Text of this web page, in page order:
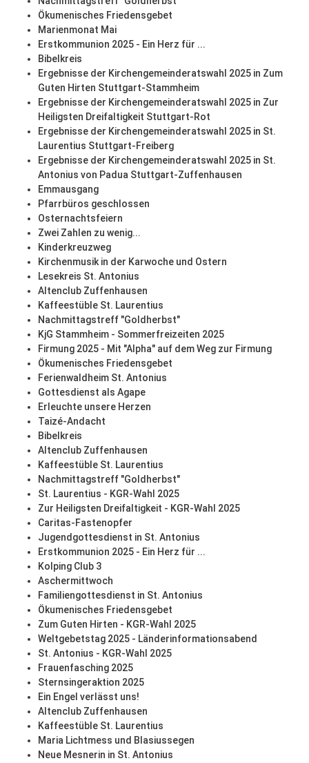
Ökumenisches Friedensgebet
Marienmonat Mai
Erstkommunion 2025 - Ein Herz für ...
Bibelkreis
Ergebnisse der Kirchengemeinderatswahl 2025 in Zum
Guten Hirten Stuttgart-Stammheim
Ergebnisse der Kirchengemeinderatswahl 2025 in Zur
Heiligsten Dreifaltigkeit Stuttgart-Rot
Ergebnisse der Kirchengemeinderatswahl 2025 in St.
Laurentius Stuttgart-Freiberg
Ergebnisse der Kirchengemeinderatswahl 2025 in St.
Antonius von Padua Stuttgart-Zuffenhausen
Emmausgang
Pfarrbüros geschlossen
Osternachtsfeiern
Zwei Zahlen zu wenig...
Kinderkreuzweg
Kirchenmusik in der Karwoche und Ostern
Lesekreis St. Antonius
Altenclub Zuffenhausen
Kaffeestüble St. Laurentius
Nachmittagstreff "Goldherbst"
KjG Stammheim - Sommerfreizeiten 2025
Firmung 2025 - Mit "Alpha" auf dem Weg zur Firmung
Ökumenisches Friedensgebet
Ferienwaldheim St. Antonius
Gottesdienst als Agape
Erleuchte unsere Herzen
Taizé-Andacht
Bibelkreis
Altenclub Zuffenhausen
Kaffeestüble St. Laurentius
Nachmittagstreff "Goldherbst"
St. Laurentius - KGR-Wahl 2025
Zur Heiligsten Dreifaltigkeit - KGR-Wahl 2025
Caritas-Fastenopfer
Jugendgottesdienst in St. Antonius
Erstkommunion 2025 - Ein Herz für ...
Kolping Club 3
Aschermittwoch
Familiengottesdienst in St. Antonius
Ökumenisches Friedensgebet
Zum Guten Hirten - KGR-Wahl 2025
Weltgebetstag 2025 - Länderinformationsabend
St. Antonius - KGR-Wahl 2025
Frauenfasching 2025
Sternsingeraktion 2025
Ein Engel verlässt uns!
Altenclub Zuffenhausen
Kaffeestüble St. Laurentius
Maria Lichtmess und Blasiussegen
Neue Mesnerin in St. Antonius